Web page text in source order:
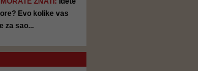
Evo kolike vas
za sao...